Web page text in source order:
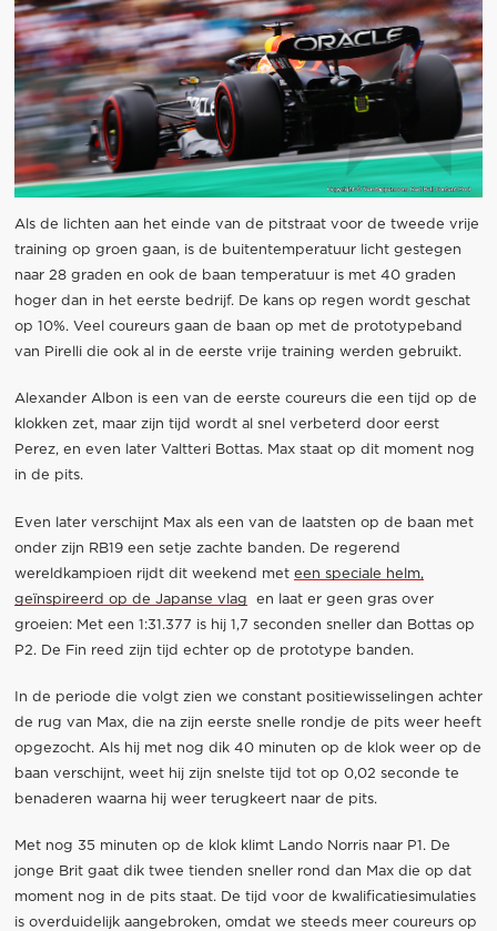
Als de lichten aan het einde van de pitstraat voor de tweede vrije
training op groen gaan, is de buitentemperatuur licht gestegen
naar 28 graden en ook de baan temperatuur is met 40 graden
hoger dan in het eerste bedrijf. De kans op regen wordt geschat
op 10%. Veel coureurs gaan de baan op met de prototypeband
van Pirelli die ook al in de eerste vrije training werden gebruikt.
Alexander Albon is een van de eerste coureurs die een tijd op de
klokken zet, maar zijn tijd wordt al snel verbeterd door eerst
Perez, en even later Valtteri Bottas. Max staat op dit moment nog
in de pits.
Even later verschijnt Max als een van de laatsten op de baan met
onder zijn RB19 een setje zachte banden. De regerend
wereldkampioen rijdt dit weekend met een speciale helm,
geïnspireerd op de Japanse vlag en laat er geen gras over
groeien: Met een 1:31.377 is hij 1,7 seconden sneller dan Bottas op
P2. De Fin reed zijn tijd echter op de prototype banden.
In de periode die volgt zien we constant positiewisselingen achter
de rug van Max, die na zijn eerste snelle rondje de pits weer heeft
opgezocht. Als hij met nog dik 40 minuten op de klok weer op de
baan verschijnt, weet hij zijn snelste tijd tot op 0,02 seconde te
benaderen waarna hij weer terugkeert naar de pits.
Met nog 35 minuten op de klok klimt Lando Norris naar P1. De
jonge Brit gaat dik twee tienden sneller rond dan Max die op dat
moment nog in de pits staat. De tijd voor de kwalificatiesimulaties
is overduidelijk aangebroken, omdat we steeds meer coureurs op